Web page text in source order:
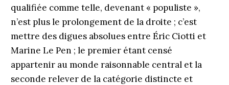
qualifiée comme telle, devenant « populiste »,
n’est plus le prolongement de la droite ; c’est
mettre des digues absolues entre Éric Ciotti et
Marine Le Pen ; le premier étant censé
appartenir au monde raisonnable central et la
seconde relever de la catégorie distincte et